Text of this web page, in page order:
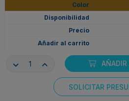
AÑADIR
SOLICITAR
Consentimiento de cookies